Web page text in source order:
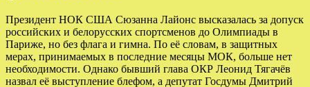
Президент НОК США Сюзанна Лайонс высказалась за допуск
российских и белорусских спортсменов до Олимпиады в
Париже, но без флага и гимна. По её словам, в защитных
мерах, принимаемых в последние месяцы МОК, больше нет
необходимости. Однако бывший глава ОКР Леонид Тягачёв
назвал её выступление блефом, а депутат Госдумы Дмитрий